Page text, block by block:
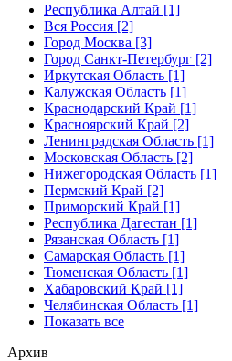
Республика Алтай [1]
Вся Россия [2]
Город Москва [3]
Город Санкт-Петербург [2]
Иркутская Область [1]
Калужская Область [1]
Краснодарский Край [1]
Красноярский Край [2]
Ленинградская Область [1]
Московская Область [2]
Нижегородская Область [1]
Пермский Край [2]
Приморский Край [1]
Республика Дагестан [1]
Рязанская Область [1]
Самарская Область [1]
Тюменская Область [1]
Хабаровский Край [1]
Челябинская Область [1]
Показать все
Архив